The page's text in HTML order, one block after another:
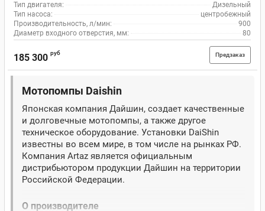
Тип двигателя:
Дизельный
Тип насоса:
центробежный
Производительность, л/мин:
900
Диаметр входного отверстия, мм:
80
185 300 руб Предзаказ
Мотопомпы Daishin
Японская компания Дайшин, создает качественные
и долговечные мотопомпы, а также другое
техническое оборудование. Установки DaiShin
известны во всем мире, в том числе на рынках РФ.
Компания Artaz является официальным
дистрибьютором продукции Дайшин на территории
Российской Федерации.
О производителе